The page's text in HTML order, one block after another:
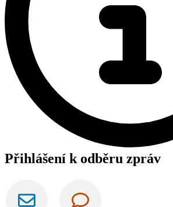
Přihlášení k odběru zpráv